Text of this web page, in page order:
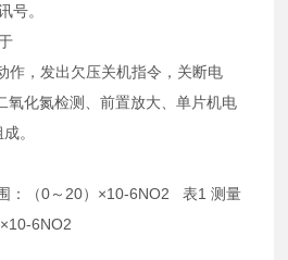
号。
作，发出欠压关机指令，关断电
氧化氮检测、前置放大、单片机电
成。
：（0～20）×10-6NO2 表1 测量
6NO2